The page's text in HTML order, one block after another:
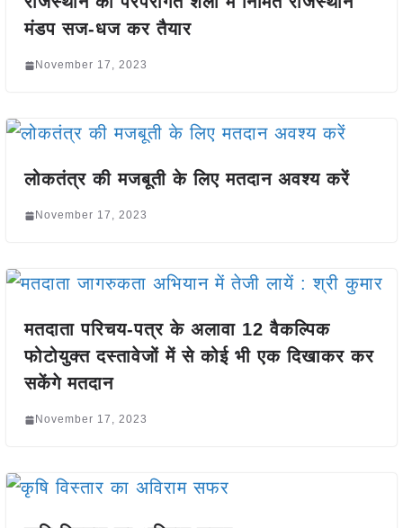
मंडप सज-धज कर तैयार
November 17, 2023
लोकतंत्र की मजबूती के लिए मतदान अवश्य करें
November 17, 2023
मतदाता परिचय-पत्र के अलावा 12 वैकल्पिक
फोटोयुक्त दस्तावेजों में से कोई भी एक दिखाकर कर
सकेंगे मतदान
November 17, 2023